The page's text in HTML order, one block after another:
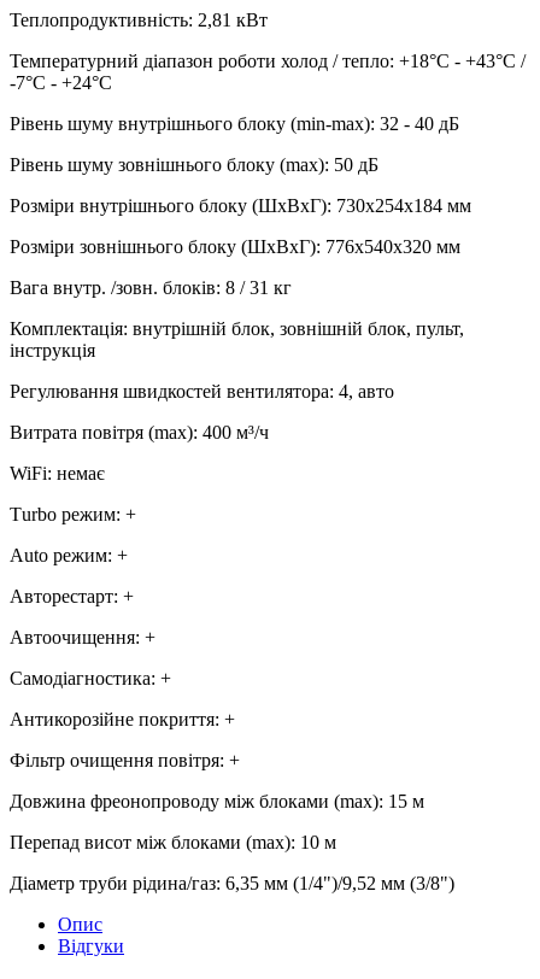
Теплопродуктивність: 2,81 кВт
Температурний діапазон роботи холод / тепло: +18°С - +43°С /
-7°С - +24°С
Рівень шуму внутрішнього блоку (min-max): 32 - 40 дБ
Рівень шуму зовнішнього блоку (max): 50 дБ
Розміри внутрішнього блоку (ШхВхГ): 730x254x184 мм
Розміри зовнішнього блоку (ШхВхГ): 776х540х320 мм
Вага внутр. /зовн. блоків: 8 / 31 кг
Комплектація: внутрішній блок, зовнішній блок, пульт,
інструкція
Регулювання швидкостей вентилятора: 4, авто
Витрата повітря (max): 400 м³/ч
WiFi: немає
Тurbo режим: +
Аuto режим: +
Авторестарт: +
Автоочищення: +
Самодіагностика: +
Антикорозійне покриття: +
Фільтр очищення повітря: +
Довжина фреонопроводу між блоками (max): 15 м
Перепад висот між блоками (max): 10 м
Діаметр труби рідина/газ: 6,35 мм (1/4")/9,52 мм (3/8")
Опис
Відгуки